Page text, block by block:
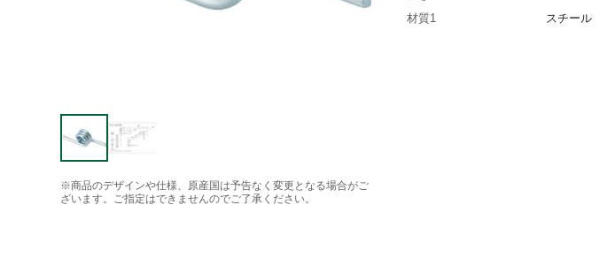
※商品のデザインや仕様、原産国は予告なく変更となる場合がご
ざいます。ご指定はできませんのでご了承ください。
材質1
スチール